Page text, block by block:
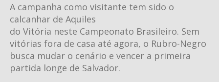
A campanha como visitante tem sido o
calcanhar de Aquiles
do Vitória neste Campeonato Brasileiro. Sem
vitórias fora de casa até agora, o Rubro-Negro
busca mudar o cenário e vencer a primeira
partida longe de Salvador.